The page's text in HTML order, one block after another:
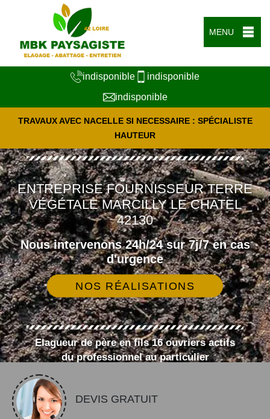
MENU
indisponible
indisponible
indisponible
TRAVAUX AVEC NACELLE SI NECESSAIRE : SPÉCIALISTE
HAUTEUR
ENTREPRISE FOURNISSEUR TERRE
VÉGÉTALE MARCILLY LE CHATEL
42130
Nous intervenons 24h/24 sur 7j/7 en cas
d'urgence
NOS RÉALISATIONS
Elagueur de père en fils 16 ouvriers actifs
du professionnel au particulier
DEVIS GRATUIT